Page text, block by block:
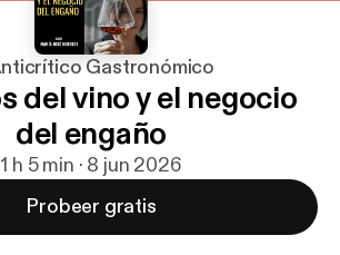
Gastronómico
del vino y el negocio
del engaño
1 h 5 min · 8 jun 2026
Probeer gratis